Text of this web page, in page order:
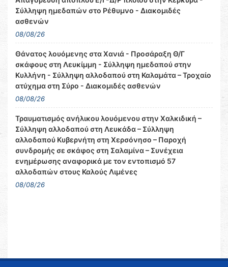
Σύλληψη ημεδαπών στο Ρέθυμνο - Διακομιδές
ασθενών
08/08/26
Θάνατος λουόμενης στα Χανιά - Προσάραξη Θ/Γ
σκάφους στη Λευκίμμη - Σύλληψη ημεδαπού στην
Κυλλήνη - Σύλληψη αλλοδαπού στη Καλαμάτα – Τροχαίο
ατύχημα στη Σύρο - Διακομιδές ασθενών
08/08/26
Τραυματισμός ανήλικου λουόμενου στην Χαλκιδική –
Σύλληψη αλλοδαπού στη Λευκάδα – Σύλληψη
αλλοδαπού Κυβερνήτη στη Χερσόνησο – Παροχή
συνδρομής σε σκάφος στη Σαλαμίνα – Συνέχεια
ενημέρωσης αναφορικά με τον εντοπισμό 57
αλλοδαπών στους Καλούς Λιμένες
08/08/26